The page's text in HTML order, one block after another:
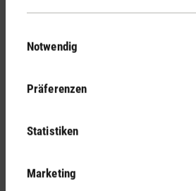
Notwendig
Präferenzen
Statistiken
Marketing
Deine